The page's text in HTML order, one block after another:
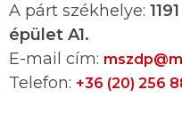
A párt székhelye:
épület A1.
E-mail cím:
Telefon: +36 (20) 256